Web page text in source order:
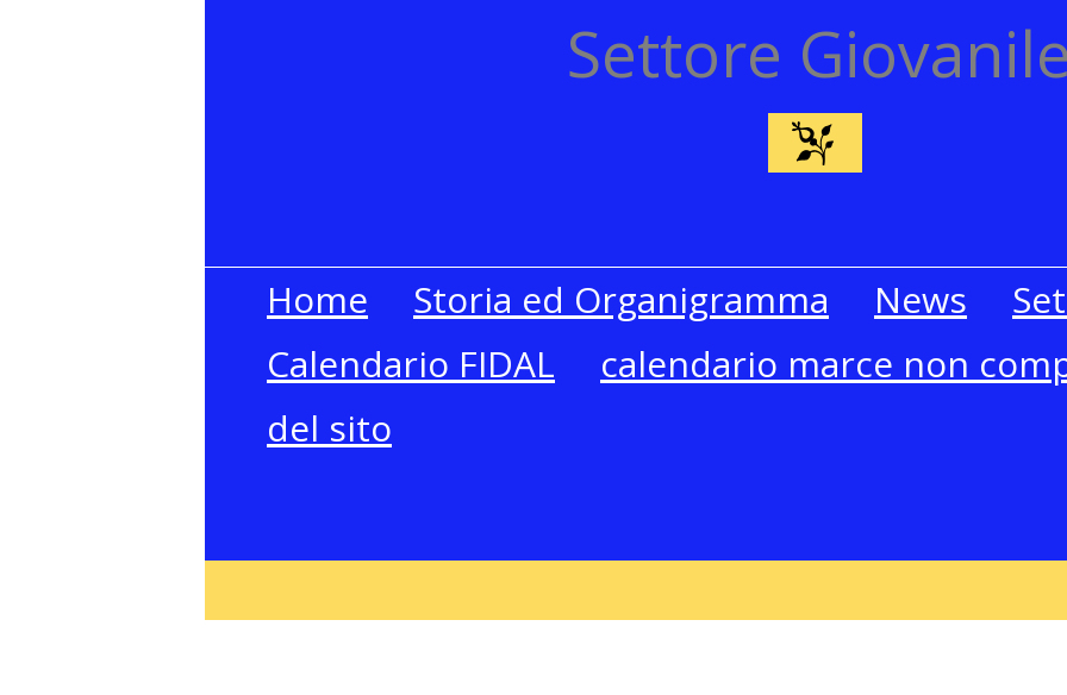
Settore
Home Storia ed Organigramma News
Calendario FIDAL
calendario marce non
del sito